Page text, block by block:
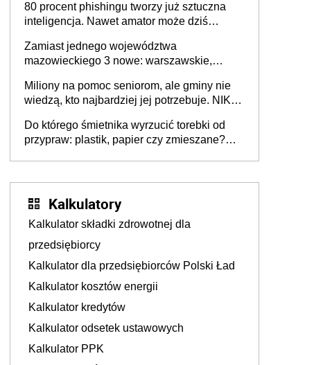
80 procent phishingu tworzy już sztuczna
inteligencja. Nawet amator może dziś
Zamiast jednego województwa
mazowieckiego 3 nowe: warszawskie,
Europie nie ma tak dużych jednostek
stołecznych
Miliony na pomoc seniorom, ale gminy nie
wiedzą, kto najbardziej jej potrzebuje. NIK
Do którego śmietnika wyrzucić torebki od
przypraw: plastik, papier czy zmieszane?
Kalkulatory
Kalkulator składki zdrowotnej dla
przedsiębiorcy
Kalkulator dla przedsiębiorców Polski Ład
Kalkulator kosztów energii
Kalkulator kredytów
Kalkulator odsetek ustawowych
Kalkulator PPK